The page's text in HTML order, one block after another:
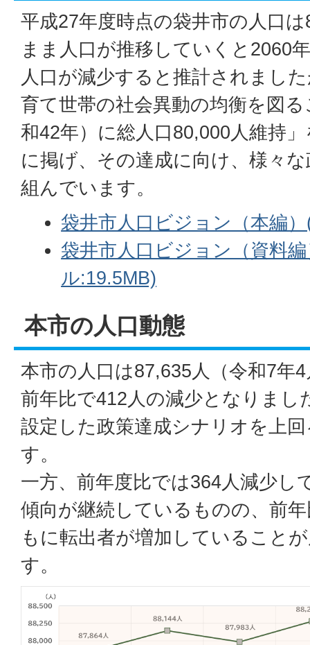
平成27年度時点の袋井市の人口
まま人口が推移していくと2060
人口が減少すると推計されまし
育て世帯の社会異動の均衡を図
和42年）に総人口80,000人維持
に掲げ、その達成に向け、様々
組んでいます。
袋井市人口ビジョン（本編
袋井市人口ビジョン（資料
ル:19.5MB)
本市の人口動態
本市の人口は87,635人（令和7年
前年比で412人の減少となりまし
設定した政策達成シナリオを上
す。
一方、前年度比では364人減少し
傾向が継続しているものの、前
もに転出者が増加していること
す。